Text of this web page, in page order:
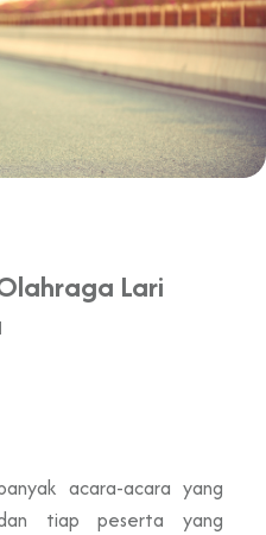
Lari
acara-acara yang
tiap peserta yang